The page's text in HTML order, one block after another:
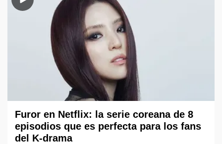
Furor en Netflix: la serie coreana de 8
episodios que es perfecta para los fans
del K-drama